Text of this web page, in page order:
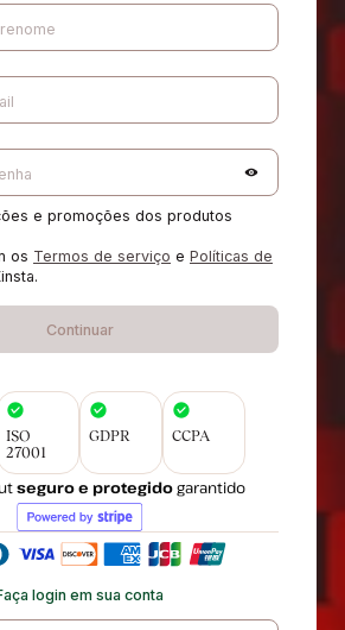
e promoções dos produtos
os Termos de serviço e Políticas de
Continuar
ISO
27001
GDPR CCPA
seguro e protegidogarantido
login em sua conta